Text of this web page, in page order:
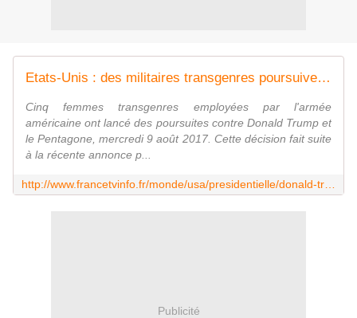
Etats-Unis : des militaires transgenres poursuivent Donald Trump en justice
Cinq femmes transgenres employées par l'armée
américaine ont lancé des poursuites contre Donald Trump et
le Pentagone, mercredi 9 août 2017. Cette décision fait suite
à la récente annonce p...
Publicité